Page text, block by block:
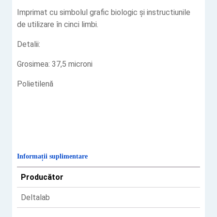
Imprimat cu simbolul grafic biologic și instructiunile
de utilizare în cinci limbi.
Detalii:
Grosimea: 37,5 microni
Polietilenă
Informații suplimentare
Producător
Deltalab